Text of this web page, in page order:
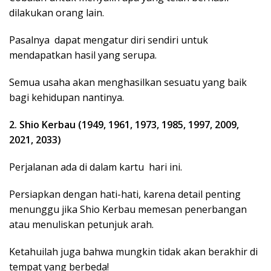
dilakukan orang lain.
Pasalnya dapat mengatur diri sendiri untuk
mendapatkan hasil yang serupa.
Semua usaha akan menghasilkan sesuatu yang baik
bagi kehidupan nantinya.
2. Shio Kerbau (1949, 1961, 1973, 1985, 1997, 2009,
2021, 2033)
Perjalanan ada di dalam kartu hari ini.
Persiapkan dengan hati-hati, karena detail penting
menunggu jika Shio Kerbau memesan penerbangan
atau menuliskan petunjuk arah.
Ketahuilah juga bahwa mungkin tidak akan berakhir di
tempat yang berbeda!